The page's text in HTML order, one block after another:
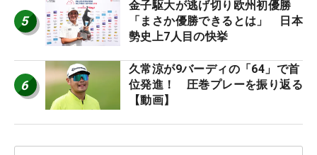
5
金子駆大が逃げ切り欧州初優勝
「まさか優勝できるとは」 日本
勢史上7人目の快挙
6
久常涼が9バーディの「64」で首
位発進！ 圧巻プレーを振り返る
【動画】